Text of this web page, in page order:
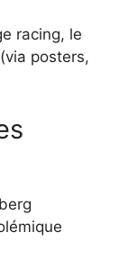
racing, le
posters,